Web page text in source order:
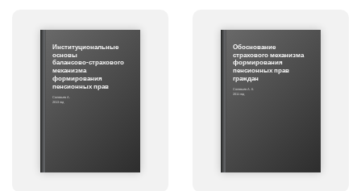
Институциональные
основы
балансово-страхового
механизма
формирования
пенсионных прав
Соловьев А.
2013 год
Обоснование
страхового механизма
формирования
пенсионных прав
граждан
Соловьев А. К.
2011 год